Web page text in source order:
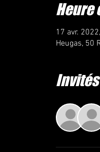
Heure
17 avr.
Heugas, 50
Invités